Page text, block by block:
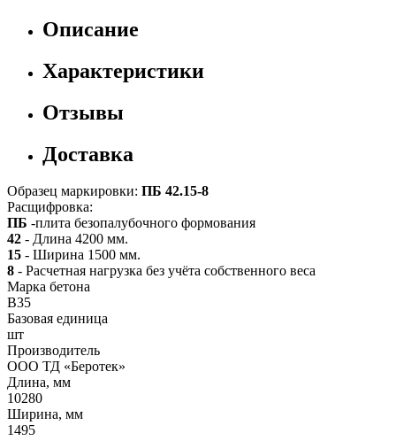
Описание
Характеристики
Отзывы
Доставка
Образец маркировки: ПБ 42.15-8
Расщифровка:
ПБ -плита безопалубочного формования
42 - Длина 4200 мм.
15 - Ширина 1500 мм.
8 - Расчетная нагрузка без учёта собственного веса
Марка бетона
B35
Базовая единица
шт
Производитель
ООО ТД «Беротек»
Длина, мм
10280
Ширина, мм
1495